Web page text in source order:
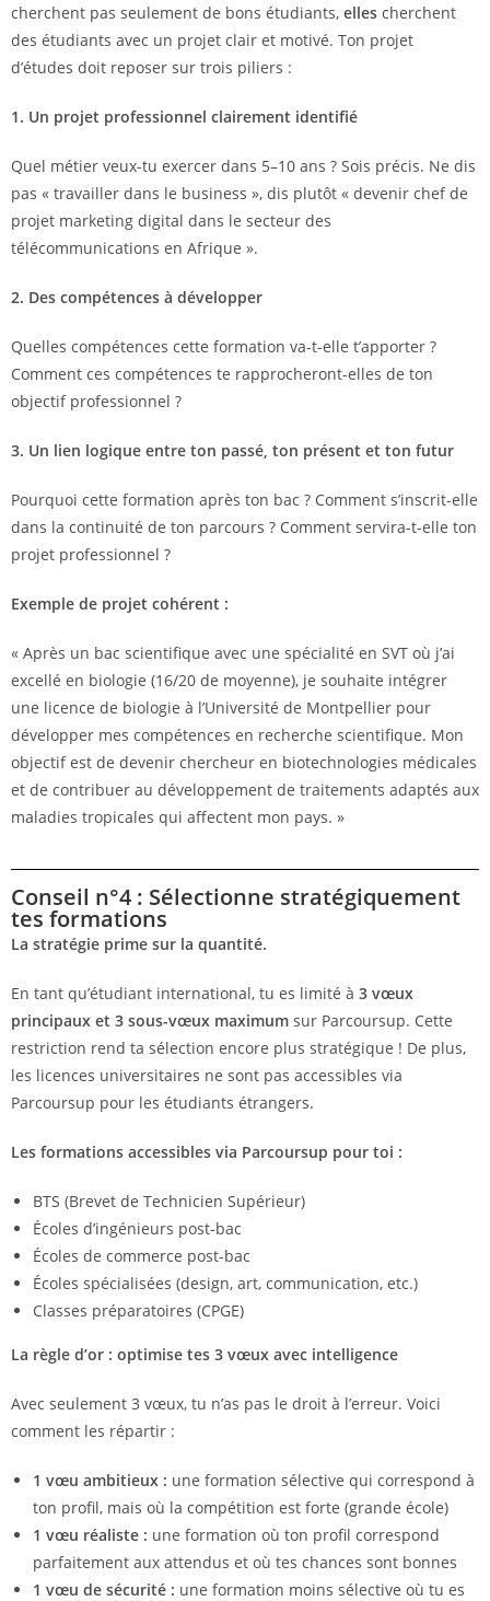
cherchent pas seulement de bons étudiants, elles cherchent
des étudiants avec un projet clair et motivé. Ton projet
d’études doit reposer sur trois piliers :
1. Un projet professionnel clairement identifié
Quel métier veux-tu exercer dans 5–10 ans ? Sois précis. Ne dis
pas « travailler dans le business », dis plutôt « devenir chef de
projet marketing digital dans le secteur des
télécommunications en Afrique ».
2. Des compétences à développer
Quelles compétences cette formation va-t-elle t’apporter ?
Comment ces compétences te rapprocheront-elles de ton
objectif professionnel ?
3. Un lien logique entre ton passé, ton présent et ton futur
Pourquoi cette formation après ton bac ? Comment s’inscrit-elle
dans la continuité de ton parcours ? Comment servira-t-elle ton
projet professionnel ?
Exemple de projet cohérent :
« Après un bac scientifique avec une spécialité en SVT où j’ai
excellé en biologie (16/20 de moyenne), je souhaite intégrer
une licence de biologie à l’Université de Montpellier pour
développer mes compétences en recherche scientifique. Mon
objectif est de devenir chercheur en biotechnologies médicales
et de contribuer au développement de traitements adaptés aux
maladies tropicales qui affectent mon pays. »
Conseil n°4 : Sélectionne stratégiquement
tes formations
La stratégie prime sur la quantité.
En tant qu’étudiant international, tu es limité à 3 vœux
principaux et 3 sous-vœux maximum sur Parcoursup. Cette
restriction rend ta sélection encore plus stratégique ! De plus,
les licences universitaires ne sont pas accessibles via
Parcoursup pour les étudiants étrangers.
Les formations accessibles via Parcoursup pour toi :
BTS (Brevet de Technicien Supérieur)
Écoles d’ingénieurs post-bac
Écoles de commerce post-bac
Écoles spécialisées (design, art, communication, etc.)
Classes préparatoires (CPGE)
La règle d’or : optimise tes 3 vœux avec intelligence
Avec seulement 3 vœux, tu n’as pas le droit à l’erreur. Voici
comment les répartir :
1 vœu ambitieux : une formation sélective qui correspond à
ton profil, mais où la compétition est forte (grande école)
1 vœu réaliste : une formation où ton profil correspond
parfaitement aux attendus et où tes chances sont bonnes
1 vœu de sécurité : une formation moins sélective où tu es